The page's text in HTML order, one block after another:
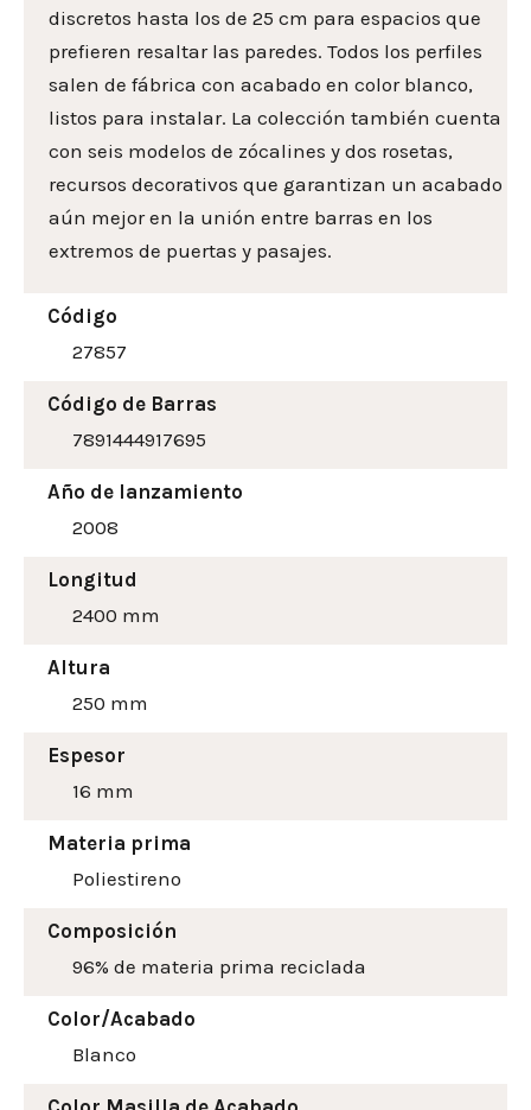
discretos hasta los de 25 cm para espacios que
prefieren resaltar las paredes. Todos los perfiles
salen de fábrica con acabado en color blanco,
listos para instalar. La colección también cuenta
con seis modelos de zócalines y dos rosetas,
recursos decorativos que garantizan un acabado
aún mejor en la unión entre barras en los
extremos de puertas y pasajes.
Código
27857
Código de Barras
7891444917695
Año de lanzamiento
2008
Longitud
2400 mm
Altura
250 mm
Espesor
16 mm
Materia prima
Poliestireno
Composición
96% de materia prima reciclada
Color/Acabado
Blanco